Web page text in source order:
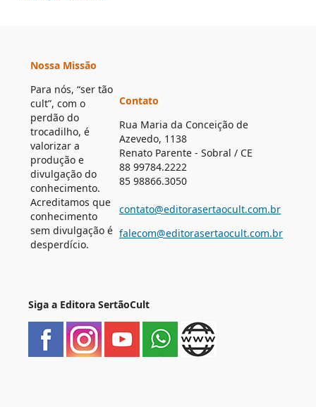
Nossa Missão
Para nós, “ser tão
cult”, com o
perdão do
trocadilho, é
valorizar a
produção e
divulgação do
conhecimento.
Acreditamos que
conhecimento
sem divulgação é
desperdício.
Contato
Rua Maria da Conceição de
Azevedo, 1138
Renato Parente - Sobral / CE
88 99784.2222
85 98866.3050
contato@editorasertaocult.com.br
falecom@editorasertaocult.com.br
Siga a Editora SertãoCult